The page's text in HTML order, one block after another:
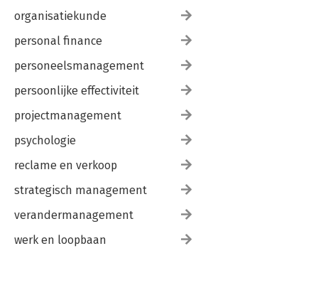
organisatiekunde
personal finance
personeelsmanagement
persoonlijke effectiviteit
projectmanagement
psychologie
reclame en verkoop
strategisch management
verandermanagement
werk en loopbaan